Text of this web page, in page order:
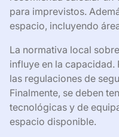
para imprevistos.
espacio, incluyendo
La normativa local
influye en la
las regulaciones de
Finalmente, se deben
tecnológicas y de
espacio disponible.